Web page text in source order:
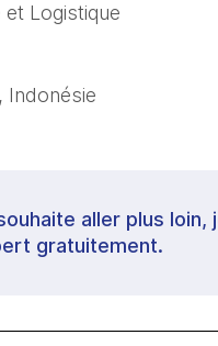
et Logistique
Indonésie
aller plus
gratuitement.